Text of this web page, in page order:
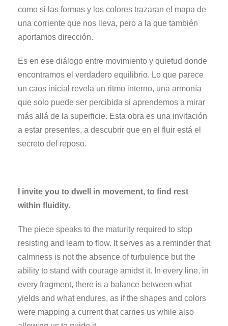
como si las formas y los colores trazaran el mapa de
una corriente que nos lleva, pero a la que también
aportamos dirección.
Es en ese diálogo entre movimiento y quietud donde
encontramos el verdadero equilibrio. Lo que parece
un caos inicial revela un ritmo interno, una armonía
que solo puede ser percibida si aprendemos a mirar
más allá de la superficie. Esta obra es una invitación
a estar presentes, a descubrir que en el fluir está el
secreto del reposo.
I invite you to dwell in movement, to find rest
within fluidity.
The piece speaks to the maturity required to stop
resisting and learn to flow. It serves as a reminder that
calmness is not the absence of turbulence but the
ability to stand with courage amidst it. In every line, in
every fragment, there is a balance between what
yields and what endures, as if the shapes and colors
were mapping a current that carries us while also